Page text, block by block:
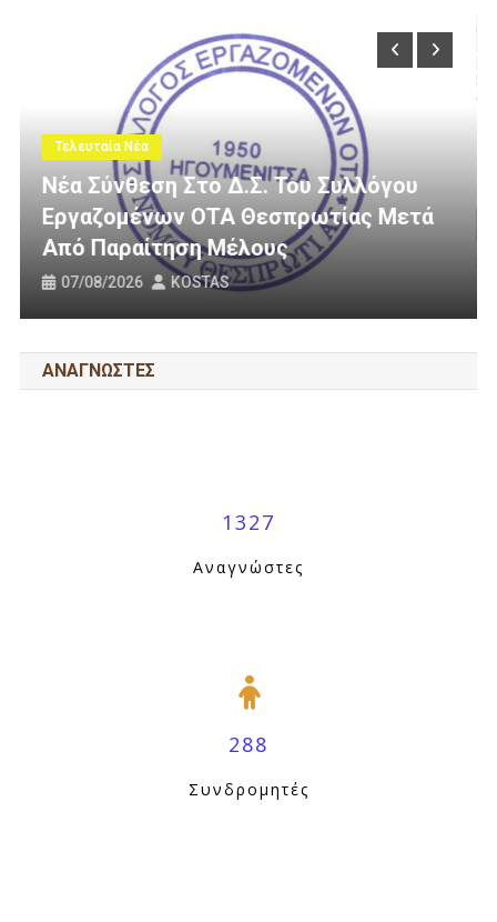
Του Συλλόγου
Μετά
Τελευταία Νέα
3 Εκατομμύρια Ευρώ Για
Οδοποιία Στον Δήμο
31/07/2026
ΑΝΑΓΝΩΣΤΕΣ
1327
Αναγνώστες
288
Συνδρομητές